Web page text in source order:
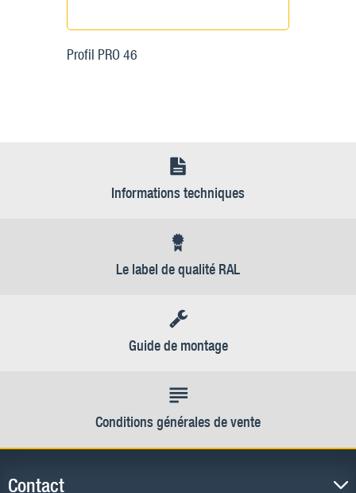
Profil PRO 46
Informations techniques
Le label de qualité RAL
Guide de montage
Conditions générales de vente
Contact